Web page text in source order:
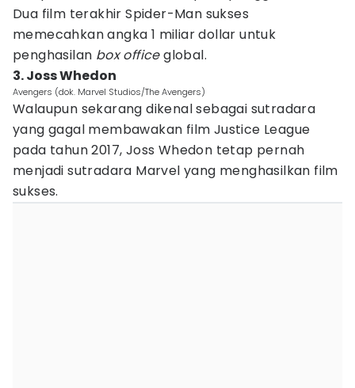
Dua film terakhir Spider-Man sukses
memecahkan angka 1 miliar dollar untuk
penghasilan box officeglobal.
3. Joss Whedon
Avengers (dok. Marvel Studios/The Avengers)
Walaupun sekarang dikenal sebagai sutradara
yang gagal membawakan film Justice League
pada tahun 2017, Joss Whedon tetap pernah
menjadi sutradara Marvel yang menghasilkan film
sukses.